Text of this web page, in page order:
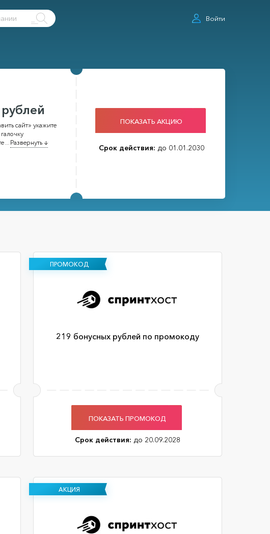
Войти
сайт» укажите
...Развернуть ↓
ПОКАЗАТЬ АКЦИЮ
Срок действия: до 01.01.2030
ПРОМОКОД
219 бонусных рублей по промокоду
ПОКАЗАТЬ ПРОМОКОД
Срок действия: до 20.09.2028
АКЦИЯ